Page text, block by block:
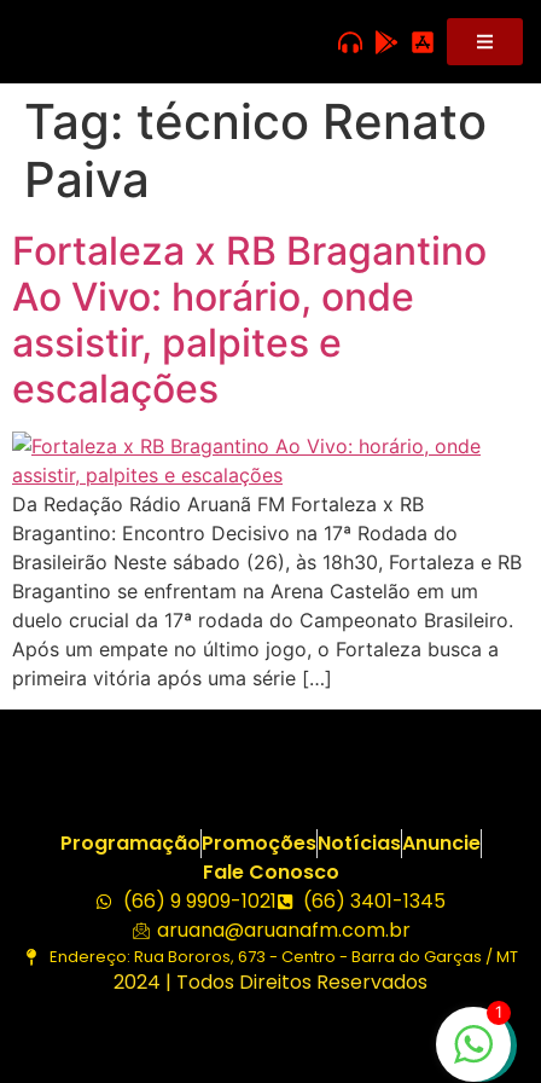
Tag: técnico Renato
Paiva
Fortaleza x RB Bragantino
Ao Vivo: horário, onde
assistir, palpites e
escalações
Da Redação Rádio Aruanã FM Fortaleza x RB
Bragantino: Encontro Decisivo na 17ª Rodada do
Brasileirão Neste sábado (26), às 18h30, Fortaleza e RB
Bragantino se enfrentam na Arena Castelão em um
duelo crucial da 17ª rodada do Campeonato Brasileiro.
Após um empate no último jogo, o Fortaleza busca a
primeira vitória após uma série […]
ProgramaçãoPromoçõesNotíciasAnuncie
Fale Conosco
(66) 9 9909-1021
(66) 3401-1345
aruana@aruanafm.com.br
Endereço: Rua Bororos, 673 - Centro - Barra do Garças / MT
2024 | Todos Direitos Reservados
1